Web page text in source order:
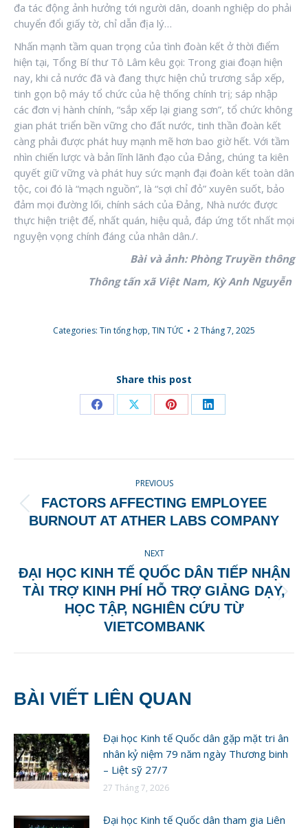
đa tác động ảnh hưởng tới người dân, doanh nghiệp do phải
chuyển đổi giấy tờ, chỉ dẫn địa lý…
Nhấn mạnh tầm quan trọng của tình đoàn kết ở thời điểm
hiện tại, Tổng Bí thư Tô Lâm kêu gọi: Trong giai đoạn hiện
nay, khi cả nước đã và đang thực hiện chủ trương sắp xếp,
tinh gọn bộ máy tổ chức của hệ thống chính trị; sáp nhập
các đơn vị hành chính, “sắp xếp lại giang sơn”, tổ chức không
gian phát triển bền vững cho đất nước, tinh thần đoàn kết
càng phải được phát huy mạnh mẽ hơn bao giờ hết. Với tầm
nhìn chiến lược và bản lĩnh lãnh đạo của Đảng, chúng ta kiên
quyết giữ vững và phát huy sức mạnh đại đoàn kết toàn dân
tộc, coi đó là “mạch nguồn”, là “sợi chỉ đỏ” xuyên suốt, bảo
đảm mọi đường lối, chính sách của Đảng, Nhà nước được
thực hiện triệt để, nhất quán, hiệu quả, đáp ứng tốt nhất mọi
nguyện vọng chính đáng của nhân dân./.
Bài và ảnh: Phòng Truyền thông
Thông tấn xã Việt Nam, Kỳ Anh Nguyễn
Categories: Tin tổng hợp,TIN TỨC 2 Tháng 7, 2025
Share this post
Share
Facebook
Share
X
Share
Pinterest
Share
LinkedIn
NAVIGATION
PREVIOUS
Previous
post:
FACTORS AFFECTING EMPLOYEE
BURNOUT AT ATHER LABS COMPANY
NEXT
Next
post:
ĐẠI HỌC KINH TẾ QUỐC DÂN TIẾP NHẬN
TÀI TRỢ KINH PHÍ HỖ TRỢ GIẢNG DẠY,
HỌC TẬP, NGHIÊN CỨU TỪ
VIETCOMBANK
BÀI VIẾT LIÊN QUAN
Đại học Kinh tế Quốc dân gặp mặt tri ân
nhân kỷ niệm 79 năm ngày Thương binh
– Liệt sỹ 27/7
27 Tháng 7, 2026
Đại học Kinh tế Quốc dân tham gia Liên